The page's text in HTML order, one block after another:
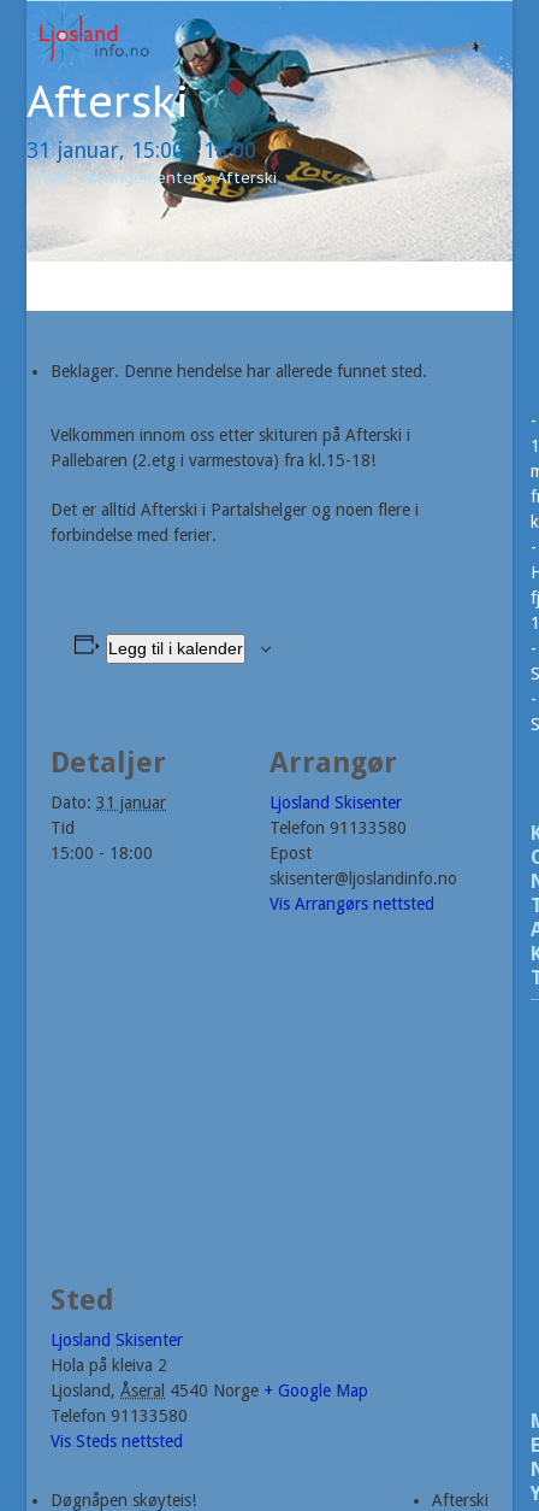
content
Open
mobile
menu
Close
mobile
menu
Afterski
31 januar, 15:00-18:00
Hjem »Arrangementer»Afterski
Beklager. Denne hendelse har allerede funnet sted.
Velkommen innom oss etter skituren på Afterski i
Pallebaren (2.etg i varmestova) fra kl.15-18!
Det er alltid Afterski i Partalshelger og noen flere i
forbindelse med ferier.
Legg til i kalender
Detaljer
Dato: 31 januar
Tid
15:00 - 18:00
Arrangør
Ljosland Skisenter
Telefon 91133580
Epost
skisenter@ljoslandinfo.no
Vis Arrangørs nettsted
Sted
Ljosland Skisenter
Hola på kleiva 2
Ljosland, Åseral 4540 Norge + Google Map
Telefon 91133580
Vis Steds nettsted
Døgnåpen skøyteis! Afterski
-
-
-
-
E